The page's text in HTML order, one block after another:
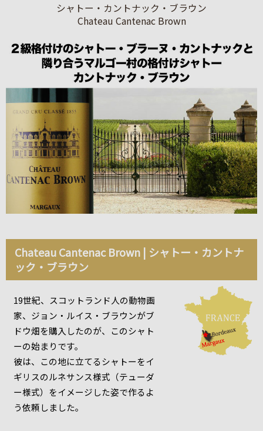
シャトー・カントナック・ブラウン
Chateau Cantenac Brown
Chateau Cantenac Brown | シャトー・カントナ
ック・ブラウン
19世紀、スコットランド人の動物画
家、ジョン・ルイス・ブラウンがブ
ドウ畑を購入したのが、このシャト
ーの始まりです。
彼は、この地に立てるシャトーをイ
ギリスのルネサンス様式（テューダ
ー様式）をイメージした姿で作るよ
う依頼しました。